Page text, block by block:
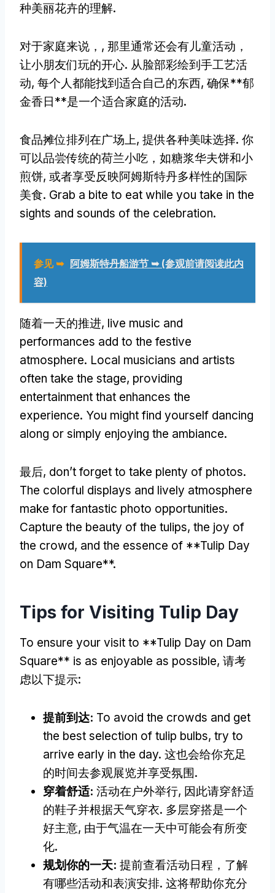
种美丽花卉的理解.
对于家庭来说，, 那里通常还会有儿童活动，
让小朋友们玩的开心. 从脸部彩绘到手工艺活
动, 每个人都能找到适合自己的东西, 确保**郁
金香日**是一个适合家庭的活动.
食品摊位排列在广场上, 提供各种美味选择. 你
可以品尝传统的荷兰小吃，如糖浆华夫饼和小
煎饼, 或者享受反映阿姆斯特丹多样性的国际
美食. Grab a bite to eat while you take in the
sights and sounds of the celebration.
参见 ➥ 阿姆斯特丹船游节 ➥ (参观前请阅读此内
容)
随着一天的推进, live music and
performances add to the festive
atmosphere. Local musicians and artists
often take the stage, providing
entertainment that enhances the
experience. You might find yourself dancing
along or simply enjoying the ambiance.
最后, don’t forget to take plenty of photos.
The colorful displays and lively atmosphere
make for fantastic photo opportunities.
Capture the beauty of the tulips, the joy of
the crowd, and the essence of **Tulip Day
on Dam Square**.
Tips for Visiting Tulip Day
To ensure your visit to **Tulip Day on Dam
Square** is as enjoyable as possible, 请考
虑以下提示:
提前到达: To avoid the crowds and get
the best selection of tulip bulbs, try to
arrive early in the day. 这也会给你充足
的时间去参观展览并享受氛围.
穿着舒适: 活动在户外举行, 因此请穿舒适
的鞋子并根据天气穿衣. 多层穿搭是一个
好主意, 由于气温在一天中可能会有所变
化.
规划你的一天: 提前查看活动日程，了解
有哪些活动和表演安排. 这将帮助你充分